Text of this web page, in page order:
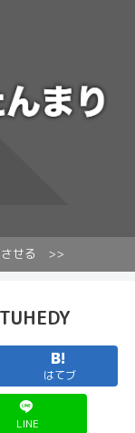
させる >>
はてブ
LINE